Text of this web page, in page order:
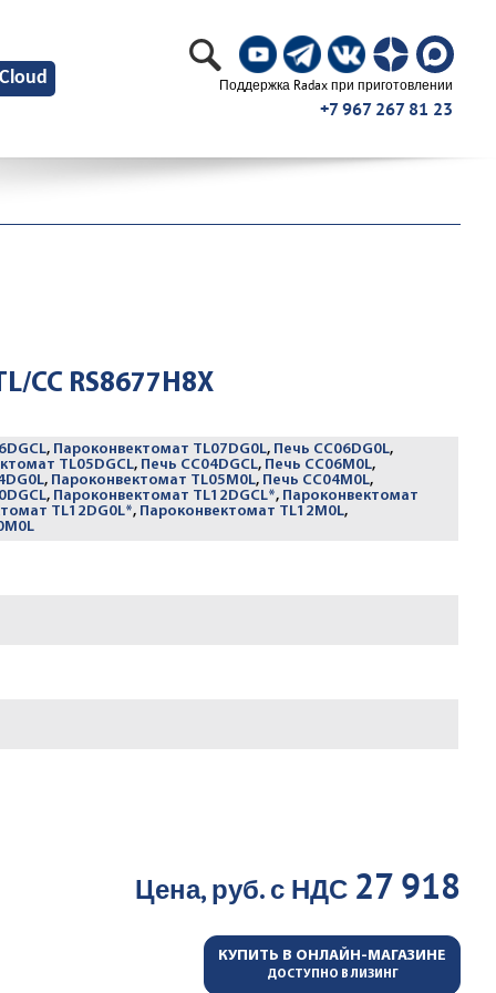
Поддержка Radax при приготовлении
+7 967 267 81 23
CC RS8677H8X
, Пароконвектомат TL07DG0L, Печь CC06DG0L,
TL05DGCL, Печь CC04DGCL, Печь CC06M0L,
, Пароконвектомат TL05M0L, Печь CC04M0L,
, Пароконвектомат TL12DGCL*, Пароконвектомат
TL12DG0L*, Пароконвектомат TL12M0L,
Цена, руб. с НДС 27 918
КУПИТЬ В ОНЛАЙН-МАГАЗИНЕ
ДОСТУПНО В ЛИЗИНГ